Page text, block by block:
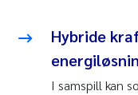
Hybride
I samspill kan